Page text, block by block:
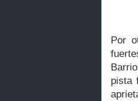
Por
pista